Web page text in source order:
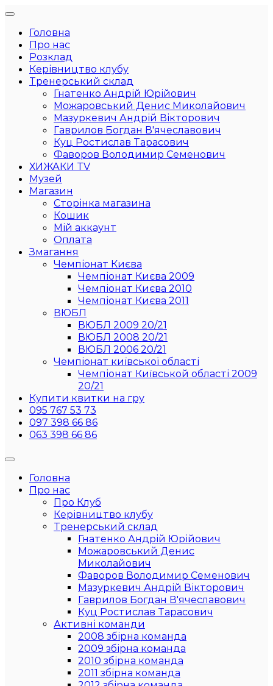
Головна
Про нас
Розклад
Керівництво клубу
Тренерський склад
Гнатенко Андрій Юрійович
Можаровський Денис Миколайович
Мазуркевич Андрій Вікторович
Гаврилов Богдан В'ячеславович
Куц Ростислав Тарасович
Фаворов Володимир Семенович
ХИЖАКИ TV
Музей
Магазин
Сторінка магазина
Кошик
Мій аккаунт
Оплата
Змагання
Чемпіонат Києва
Чемпіонат Києва 2009
Чемпіонат Києва 2010
Чемпіонат Києва 2011
ВЮБЛ
ВЮБЛ 2009 20/21
ВЮБЛ 2008 20/21
ВЮБЛ 2006 20/21
Чемпіонат київської області
Чемпіонат Київськой області 2009
20/21
Купити квитки на гру
095 767 53 73
097 398 66 86
063 398 66 86
Головна
Про нас
Про Клуб
Керівництво клубу
Тренерський склад
Гнатенко Андрій Юрійович
Можаровський Денис
Миколайович
Фаворов Володимир Семенович
Мазуркевич Андрій Вікторович
Гаврилов Богдан В'ячеславович
Куц Ростислав Тарасович
Активні команди
2008 збірна команда
2009 збірна команда
2010 збірна команда
2011 збірна команда